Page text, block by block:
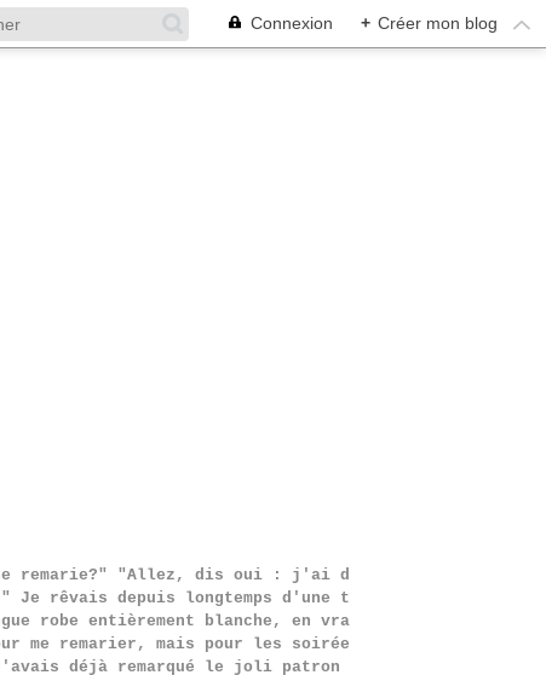
Connexion + Créer mon blog
remarie?" "Allez, dis oui : j'ai d
Je rêvais depuis longtemps d'une t
robe entièrement blanche, en vra
me remarier, mais pour les soirée
déjà remarqué le joli patron